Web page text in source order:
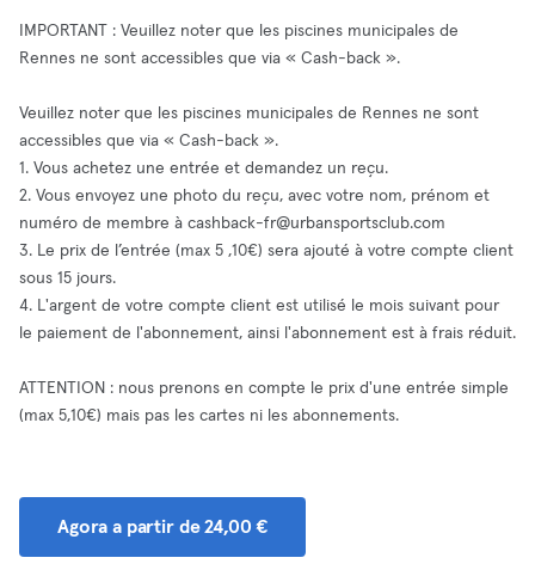
IMPORTANT : Veuillez noter que les piscines municipales de
Rennes ne sont accessibles que via « Cash-back ».
Veuillez noter que les piscines municipales de Rennes ne sont
accessibles que via « Cash-back ».
1. Vous achetez une entrée et demandez un reçu.
2. Vous envoyez une photo du reçu, avec votre nom, prénom et
numéro de membre à cashback-fr@urbansportsclub.com
3. Le prix de l’entrée (max 5 ,10€) sera ajouté à votre compte client
sous 15 jours.
4. L'argent de votre compte client est utilisé le mois suivant pour
le paiement de l'abonnement, ainsi l'abonnement est à frais réduit.
ATTENTION : nous prenons en compte le prix d'une entrée simple
(max 5,10€) mais pas les cartes ni les abonnements.
Agora a partir de 24,00 €